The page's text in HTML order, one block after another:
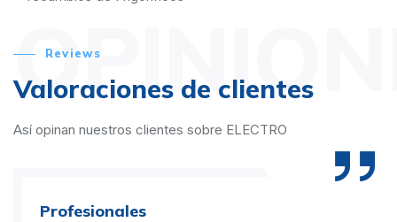
Reviews
Valoraciones de clientes
Así opinan nuestros clientes sobre ELECTRO
Profesionales